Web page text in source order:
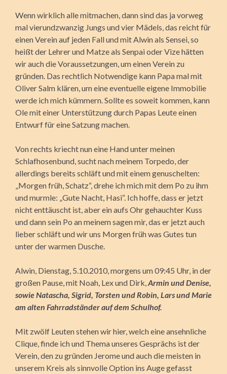
Wenn wirklich alle mitmachen, dann sind das ja vorweg
mal vierundzwanzig Jungs und vier Mädels, das reicht für
einen Verein auf jeden Fall und mit Alwin als Sensei, so
heißt der Lehrer und Matze als Senpai oder Vize hätten
wir auch die Voraussetzungen, um einen Verein zu
gründen. Das rechtlich Notwendige kann Papa mal mit
Oliver Salm klären, um eine eventuelle eigene Immobilie
werde ich mich kümmern. Sollte es soweit kommen, kann
Ole mit einer Unterstützung durch Papas Leute einen
Entwurf für eine Satzung machen.
Von rechts kriecht nun eine Hand unter meinen
Schlafhosenbund, sucht nach meinem Torpedo, der
allerdings bereits schläft und mit einem genuschelten:
„Morgen früh, Schatz“, drehe ich mich mit dem Po zu ihm
und murmle: „Gute Nacht, Hasi“. Ich hoffe, dass er jetzt
nicht enttäuscht ist, aber ein aufs Ohr gehauchter Kuss
und dann sein Po an meinem sagen mir, das er jetzt auch
lieber schläft und wir uns Morgen früh was Gutes tun
unter der warmen Dusche.
Alwin, Dienstag, 5.10.2010, morgens um 09:45 Uhr, in der
großen Pause, mit Noah, Lex und Dirk, Armin und Denise,
sowie Natascha, Sigrid, Torsten und Robin, Lars und Marie
am alten Fahrradständer auf dem Schulhof.
Mit zwölf Leuten stehen wir hier, welch eine ansehnliche
Clique, finde ich und Thema unseres Gesprächs ist der
Verein, den zu gründen Jerome und auch die meisten in
unserem Kreis als sinnvolle Option ins Auge gefasst